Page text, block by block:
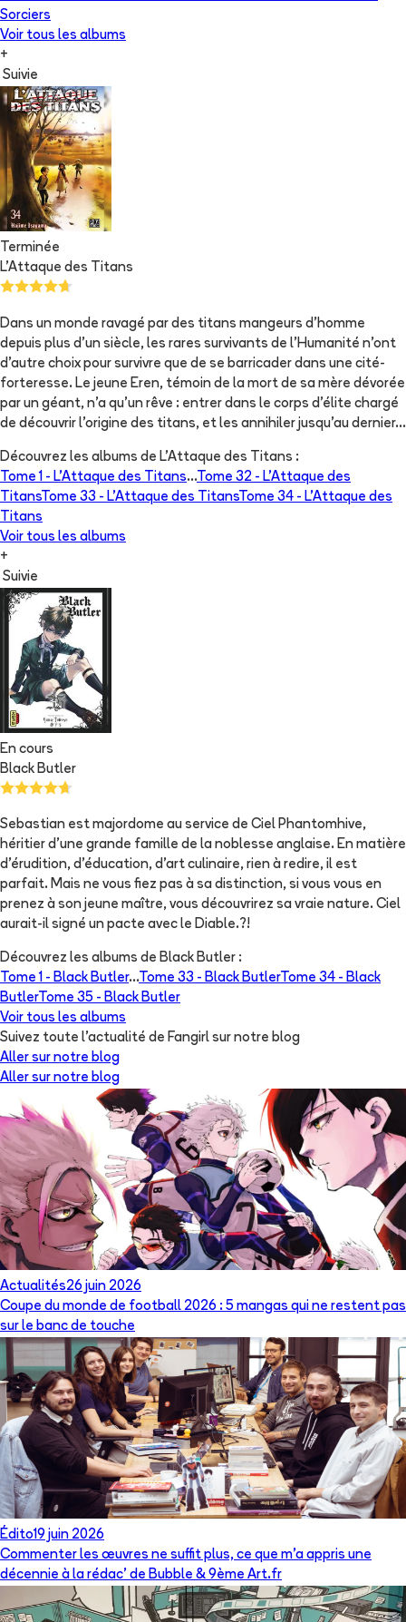
Sorciers
Voir tous les albums
+
Suivie
Terminée
L'Attaque des Titans
Dans un monde ravagé par des titans mangeurs d’homme
depuis plus d’un siècle, les rares survivants de l’Humanité n’ont
d’autre choix pour survivre que de se barricader dans une cité-
forteresse. Le jeune Eren, témoin de la mort de sa mère dévorée
par un géant, n’a qu'un rêve : entrer dans le corps d’élite chargé
de découvrir l’origine des titans, et les annihiler jusqu'au dernier…
Découvrez les albums de L'Attaque des Titans :
Tome 1 - L'Attaque des Titans...Tome 32 - L'Attaque des
TitansTome 33 - L'Attaque des TitansTome 34 - L'Attaque des
Titans
Voir tous les albums
+
Suivie
En cours
Black Butler
Sebastian est majordome au service de Ciel Phantomhive,
héritier d'une grande famille de la noblesse anglaise. En matière
d'érudition, d'éducation, d'art culinaire, rien à redire, il est
parfait. Mais ne vous fiez pas à sa distinction, si vous vous en
prenez à son jeune maître, vous découvrirez sa vraie nature. Ciel
aurait-il signé un pacte avec le Diable.?!
Découvrez les albums de Black Butler :
Tome 1 - Black Butler...Tome 33 - Black ButlerTome 34 - Black
ButlerTome 35 - Black Butler
Voir tous les albums
Suivez toute l'actualité de Fangirl sur notre blog
Aller sur notre blog
Aller sur notre blog
Actualités26 juin 2026
Coupe du monde de football 2026 : 5 mangas qui ne restent pas
sur le banc de touche
Édito19 juin 2026
Commenter les œuvres ne suffit plus, ce que m’a appris une
décennie à la rédac’ de Bubble & 9ème Art.fr